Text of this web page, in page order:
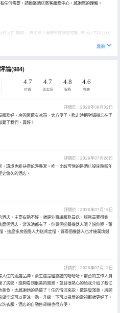
任何需要，請聯繫酒店賓客服務中心，感謝您的理解。
月31日 期間， 酒店早上供應早餐時間調整: 早7:00-下午13:00
展開
論(984)
4.7
位置
4.7
清潔度
4.8
服務
4.6
設施
評價於：2026年08月02日
服務好，房間裏還有冰箱，太方便了。臨走時把對講機忘在了
了我們，真好！
評價於：2026年07月28日
，環境也維持得乾淨整潔。唯一比較可惜的是酒店設施略顯年
史悠久的酒店。
評價於：2026年07月15日
酒店。主要有點不好，就是外賣讓服務員送，服務員累得夠
麼個酒店，游泳池都有了，你買個送餐機器人呢？説你呢，董
，這麼多房間靠人力送肯定慢。買兩個機器人也才幾萬塊錢
評價於：2026年07月12日
住的酒店品牌，豪生還是蠻靠譜的哈哈哈。前台的工作人員
了房間，能夠看到很美的風景，並且很熱心的給我介紹了綦江
美食，太感謝她的熱情了！住的情況來説，還是蠻滿意，房間
空調可以更涼一點、升級一下可以投屏的電視那就更好了。
衣服，酒店的自動售貨機也很方便。